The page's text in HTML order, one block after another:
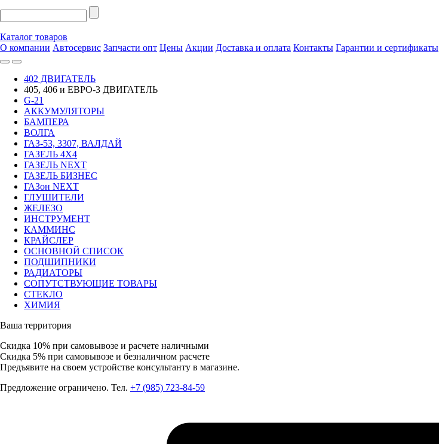
Каталог товаров
О компании Автосервис Запчасти опт Цены Акции Доставка и оплата Контакты Гарантии и сертификаты
402 ДВИГАТЕЛЬ
405, 406 и ЕВРО-3 ДВИГАТЕЛЬ
G-21
АККУМУЛЯТОРЫ
БАМПЕРА
ВОЛГА
ГАЗ-53, 3307, ВАЛДАЙ
ГАЗЕЛЬ 4Х4
ГАЗЕЛЬ NEXT
ГАЗЕЛЬ БИЗНЕС
ГАЗон NEXT
ГЛУШИТЕЛИ
ЖЕЛЕЗО
ИНСТРУМЕНТ
КАММИНС
КРАЙСЛЕР
ОСНОВНОЙ СПИСОК
ПОДШИПНИКИ
РАДИАТОРЫ
СОПУТСТВУЮЩИЕ ТОВАРЫ
СТЕКЛО
ХИМИЯ
Ваша территория
Скидка 10% при самовывозе и расчете наличными
Скидка 5% при самовывозе и безналичном расчете
Предъявите на своем устройстве консультанту в магазине.
Предложение ограничено. Тел. +7 (985) 723-84-59